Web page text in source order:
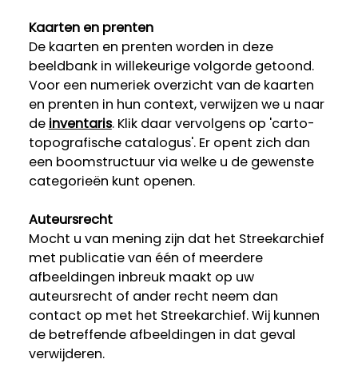
Kaarten en prenten
De kaarten en prenten worden in deze
beeldbank in willekeurige volgorde getoond.
Voor een numeriek overzicht van de kaarten
en prenten in hun context, verwijzen we u naar
de inventaris. Klik daar vervolgens op 'carto-
topografische catalogus'. Er opent zich dan
een boomstructuur via welke u de gewenste
categorieën kunt openen.
Auteursrecht
Mocht u van mening zijn dat het Streekarchief
met publicatie van één of meerdere
afbeeldingen inbreuk maakt op uw
auteursrecht of ander recht neem dan
contact op met het Streekarchief. Wij kunnen
de betreffende afbeeldingen in dat geval
verwijderen.